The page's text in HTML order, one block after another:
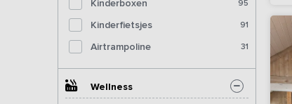
Kinderboxen 95
Kinderfietsjes 91
Airtrampoline 31
Wellness